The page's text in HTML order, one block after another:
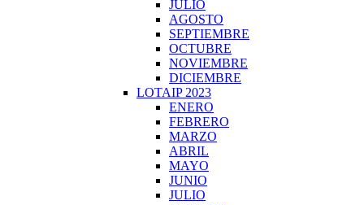
JULIO
AGOSTO
SEPTIEMBRE
OCTUBRE
NOVIEMBRE
DICIEMBRE
LOTAIP 2023
ENERO
FEBRERO
MARZO
ABRIL
MAYO
JUNIO
JULIO